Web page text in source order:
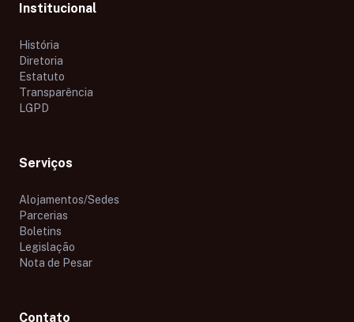
Institucional
História
Diretoria
Estatuto
Transparência
LGPD
Serviços
Alojamentos/Sedes
Parcerias
Boletins
Legislação
Nota de Pesar
Contato